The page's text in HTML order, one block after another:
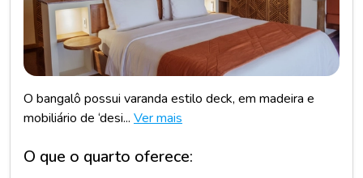
O bangalô possui varanda estilo deck, em madeira e
mobiliário de ‘desi... Ver mais
O que o quarto oferece: